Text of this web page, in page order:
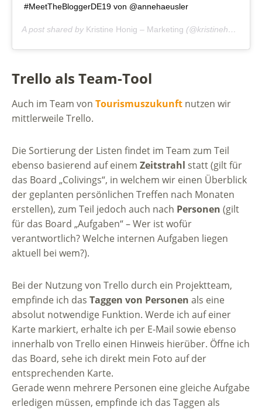
#MeetTheBloggerDE19 von @annehaeusler
A post shared by Kristine Honig – Marketing (@kristinehonigmarketing) on
Trello als Team-Tool
Auch im Team von Tourismuszukunft nutzen wir
mittlerweile Trello.
Die Sortierung der Listen findet im Team zum Teil
ebenso basierend auf einem Zeitstrahl statt (gilt für
das Board „Colivings“, in welchem wir einen Überblick
der geplanten persönlichen Treffen nach Monaten
erstellen), zum Teil jedoch auch nach Personen (gilt
für das Board „Aufgaben“ – Wer ist wofür
verantwortlich? Welche internen Aufgaben liegen
aktuell bei wem?).
Bei der Nutzung von Trello durch ein Projektteam,
empfinde ich das Taggen von Personen als eine
absolut notwendige Funktion. Werde ich auf einer
Karte markiert, erhalte ich per E-Mail sowie ebenso
innerhalb von Trello einen Hinweis hierüber. Öffne ich
das Board, sehe ich direkt mein Foto auf der
entsprechenden Karte.
Gerade wenn mehrere Personen eine gleiche Aufgabe
erledigen müssen, empfinde ich das Taggen als